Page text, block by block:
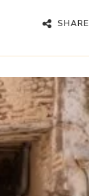
SHARE